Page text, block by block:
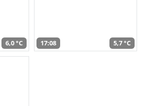
6,0 °C 17:08 5,7 °C